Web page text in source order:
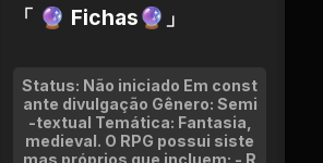
「 🔮 Fichas🔮」
Status: Não iniciado Em const
ante divulgação Gênero: Semi
-textual Temática: Fantasia,
medieval. O RPG possui siste
mas próprios que incluem: - R